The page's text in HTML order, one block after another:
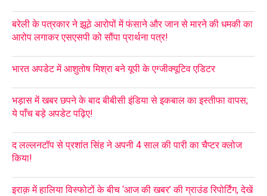
बरेली के पत्रकार ने झूठे आरोपों में फंसाने और जान से मारने की धमकी का
आरोप लगाकर एसएसपी को सौंपा प्रार्थना पत्र!
भारत अपडेट में आशुतोष मिश्रा बने यूपी के एग्जीक्यूटिव एडिटर
भड़ास में खबर छपने के बाद बीबीसी इंडिया से इकबाल का इस्तीफा वापस;
ये पाँच बड़े अपडेट पढ़िए!
द लल्लनटॉप से प्रशांत सिंह ने अपनी 4 साल की पारी का चैप्टर क्लोज
किया!
इराक़ में हालिया विस्फोटों के बीच ‘आज की खबर’ की ग्राउंड रिपोर्टिंग, देखें